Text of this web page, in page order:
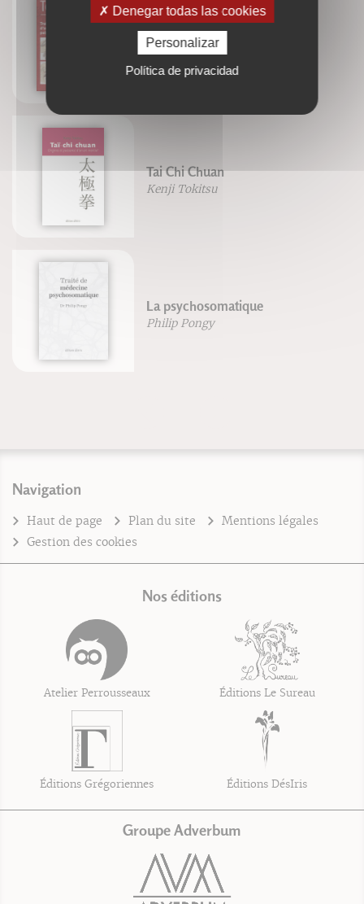
Topoguide du corps humain -
Troisième édition
Tai Chi Chuan
Kenji Tokitsu
La psychosomatique
Philip Pongy
Navigation
Haut de page Plan du site
Mentions légales
Gestion des cookies
Nos éditions
Atelier Perrousseaux Éditions Le Sureau
Éditions Grégoriennes Éditions DésIris
Groupe Adverbum
Denegar todas las cookies
Personalizar
Política de privacidad